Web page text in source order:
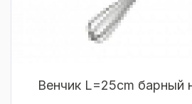
Венчик L=25cm барный